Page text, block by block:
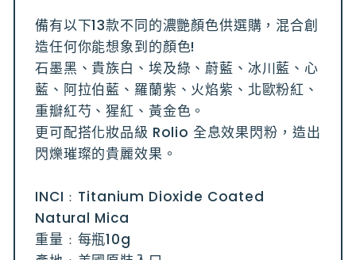
備有以下13款不同的濃艷顏色供選購，混合創
造任何你能想象到的顏色!
石墨黑、貴族白、埃及綠、蔚藍、冰川藍、心
藍、阿拉伯藍、羅蘭紫、火焰紫、北歐粉紅、
重瓣紅芍、猩紅、黃金色。
更可配搭化妝品級 Rolio 全息效果閃粉，造出
閃爍璀璨的貴麗效果。
INCI﹕Titanium Dioxide Coated
Natural Mica
重量﹕每瓶10g